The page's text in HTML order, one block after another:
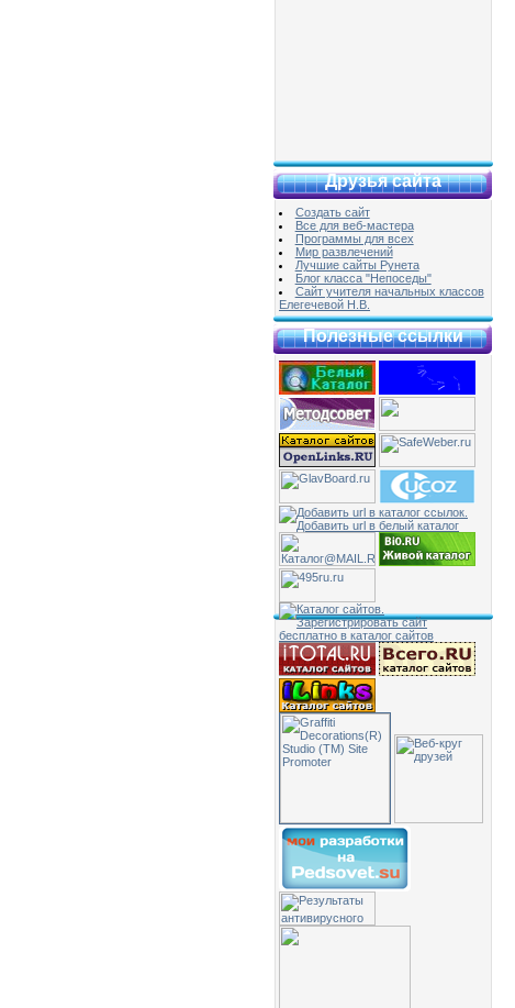
Друзья сайта
Создать сайт
Все для веб-мастера
Программы для всех
Мир развлечений
Лучшие сайты Рунета
Блог класса "Непоседы"
Сайт учителя начальных классов
Елегечевой Н.В.
Полезные ссылки